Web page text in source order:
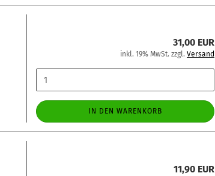
31,00 EUR
inkl. 19% MwSt. zzgl. Versand
IN DEN WARENKORB
11,90 EUR